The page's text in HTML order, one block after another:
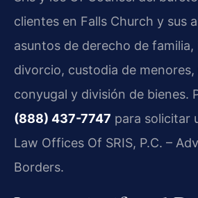
clientes en Falls Church y sus
asuntos de derecho de familia,
divorcio, custodia de
conyugal y división de bienes.
(888) 437-7747 para solicitar
Law Offices Of SRIS, P.C. –
Borders.